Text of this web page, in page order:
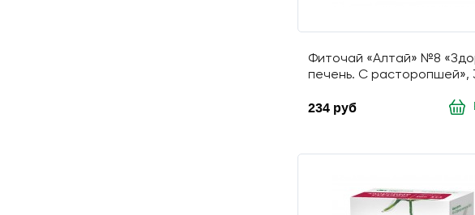
Фиточай «Алтай» №8
печень. С расторопшей»,
234 руб